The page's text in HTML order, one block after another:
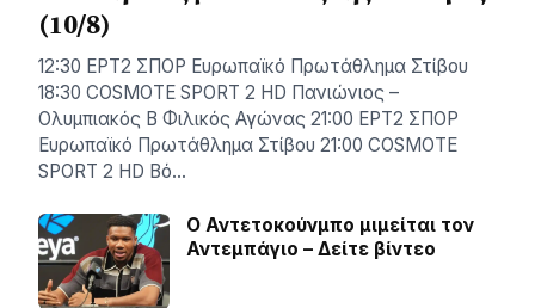
(10/8)
12:30 ΕΡΤ2 ΣΠΟΡ Ευρωπαϊκό Πρωτάθλημα Στίβου
18:30 COSMOTE SPORT 2 HD Πανιώνιος –
Ολυμπιακός Β Φιλικός Αγώνας 21:00 ΕΡΤ2 ΣΠΟΡ
Ευρωπαϊκό Πρωτάθλημα Στίβου 21:00 COSMOTE
SPORT 2 HD Βό…
Ο Αντετοκούνμπο μιμείται τον
Αντεμπάγιο – Δείτε βίντεο